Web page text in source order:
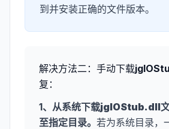
到并安装正确的文件版本。
解决方法二：手动下载
复：
1、从系统下载jgIOStub.dll
至指定目录。 若为系统目录，